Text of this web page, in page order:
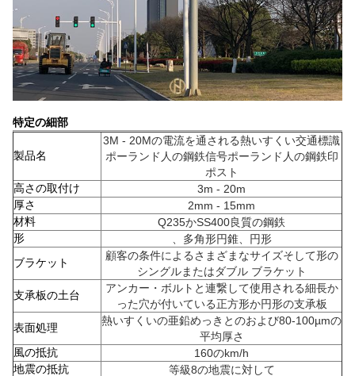
特定の細部
製品名
3M - 20Mの電流を通される熱いすくい交通標識
ポーランド人の鋼鉄信号ポーランド人の鋼鉄印
ポスト
高さの取付け
3m - 20m
厚さ
2mm - 15mm
材料
Q235かSS400良質の鋼鉄
形
、多角形円錐、円形
ブラケット
顧客の条件によるさまざまなサイズそして形の
シングルまたはダブル ブラケット
支承板の土台
アンカー・ボルトと連繋して使用される細長か
った穴が付いている正方形か円形の支承板
表面処理
熱いすくいの亜鉛めっきとのおよび80-100µmの
平均厚さ
風の抵抗
160のkm/h
地震の抵抗
等級8の地震に対して